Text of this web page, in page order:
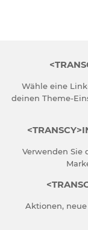
Wähle eine
deinen Theme-
Verwenden Sie
Aktionen,